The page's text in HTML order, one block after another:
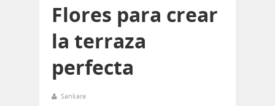
Flores para crear
la terraza
perfecta
Sankara